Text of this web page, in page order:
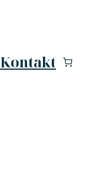
Kontakt